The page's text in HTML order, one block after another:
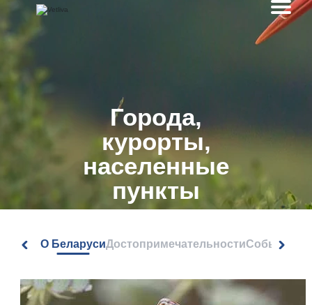
Города,
курорты,
населенные
пункты
О БеларусиДостопримечательностиСобытия